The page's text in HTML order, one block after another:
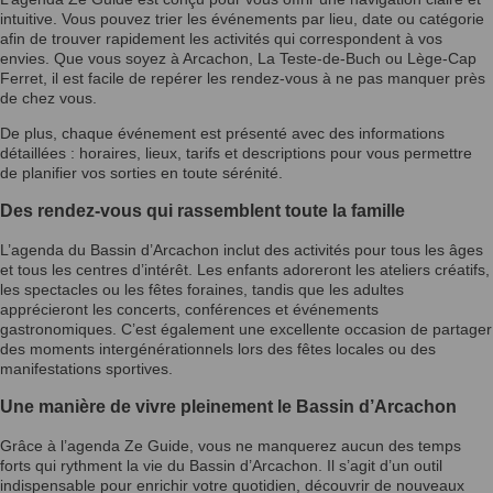
intuitive. Vous pouvez trier les événements par lieu, date ou catégorie
afin de trouver rapidement les activités qui correspondent à vos
envies. Que vous soyez à Arcachon, La Teste-de-Buch ou Lège-Cap
Ferret, il est facile de repérer les rendez-vous à ne pas manquer près
de chez vous.
De plus, chaque événement est présenté avec des informations
détaillées : horaires, lieux, tarifs et descriptions pour vous permettre
de planifier vos sorties en toute sérénité.
Des rendez-vous qui rassemblent toute la famille
L’agenda du Bassin d’Arcachon inclut des activités pour tous les âges
et tous les centres d’intérêt. Les enfants adoreront les ateliers créatifs,
les spectacles ou les fêtes foraines, tandis que les adultes
apprécieront les concerts, conférences et événements
gastronomiques. C’est également une excellente occasion de partager
des moments intergénérationnels lors des fêtes locales ou des
manifestations sportives.
Une manière de vivre pleinement le Bassin d’Arcachon
Grâce à l’agenda Ze Guide, vous ne manquerez aucun des temps
forts qui rythment la vie du Bassin d’Arcachon. Il s’agit d’un outil
indispensable pour enrichir votre quotidien, découvrir de nouveaux